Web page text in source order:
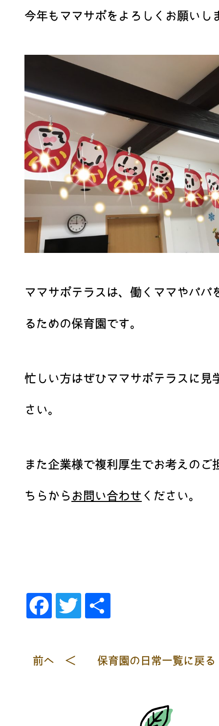
今年もママサポをよろしくお願いし
ママサポテラスは、働くママやパパ
るための保育園です。
忙しい方はぜひママサポテラスに見
さい。
また企業様で複利厚生でお考えのご
ちらから お問い合わせ ください。
Fac
ok
Twi
前へ ＜ 保育園の日常一覧に戻る